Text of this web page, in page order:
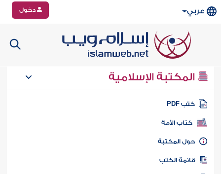
عربي دخول
المكتبة الإسلامية
كتب PDF
كتاب الأمة
المكتبة